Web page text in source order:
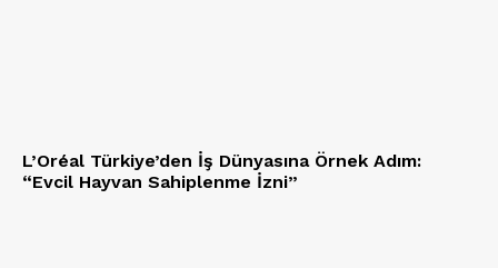
L’Oréal Türkiye’den İş Dünyasına Örnek Adım:
“Evcil Hayvan Sahiplenme İzni”